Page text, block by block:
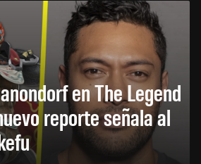
en The Legend
reporte señala al